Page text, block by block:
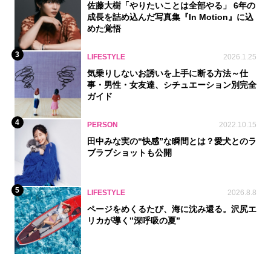
佐藤大樹「やりたいことは全部やる」 6年の
成長を詰め込んだ写真集『In Motion』に込
めた覚悟
3 LIFESTYLE 2026.1.25
気乗りしないお誘いを上手に断る方法～仕
事・男性・女友達、シチュエーション別完全
ガイド
4 PERSON 2022.10.15
田中みな実の“快感”な瞬間とは？愛犬とのラ
ブラブショットも公開
5 LIFESTYLE 2026.8.8
ページをめくるたび、海に沈み還る。沢尻エ
リカが導く‟深呼吸の夏”